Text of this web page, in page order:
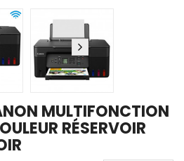
MULTIFONCTION
RÉSERVOIR